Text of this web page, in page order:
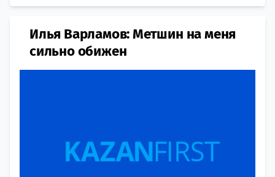
Илья Варламов: Метшин на меня
сильно обижен